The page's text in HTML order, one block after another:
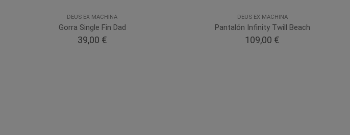
DEUS EX MACHINA
Gorra Single Fin Dad
39,00 €
DEUS EX MACHINA
Pantalón Infinity Twill Beach
109,00 €